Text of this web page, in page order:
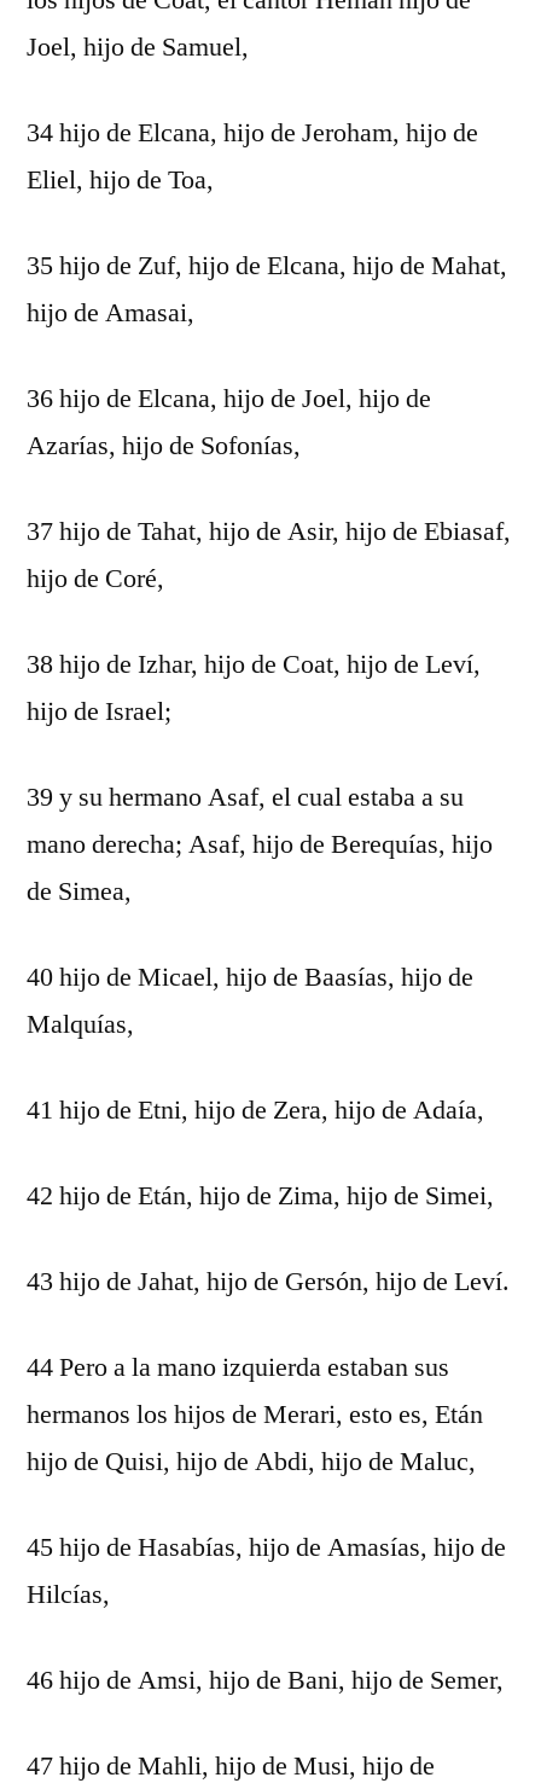
Joel, hijo de Samuel,
34 hijo de Elcana, hijo de Jeroham, hijo de
Eliel, hijo de Toa,
35 hijo de Zuf, hijo de Elcana, hijo de Mahat,
hijo de Amasai,
36 hijo de Elcana, hijo de Joel, hijo de
Azarías, hijo de Sofonías,
37 hijo de Tahat, hijo de Asir, hijo de Ebiasaf,
hijo de Coré,
38 hijo de Izhar, hijo de Coat, hijo de Leví,
hijo de Israel;
39 y su hermano Asaf, el cual estaba a su
mano derecha; Asaf, hijo de Berequías, hijo
de Simea,
40 hijo de Micael, hijo de Baasías, hijo de
Malquías,
41 hijo de Etni, hijo de Zera, hijo de Adaía,
42 hijo de Etán, hijo de Zima, hijo de Simei,
43 hijo de Jahat, hijo de Gersón, hijo de Leví.
44 Pero a la mano izquierda estaban sus
hermanos los hijos de Merari, esto es, Etán
hijo de Quisi, hijo de Abdi, hijo de Maluc,
45 hijo de Hasabías, hijo de Amasías, hijo de
Hilcías,
46 hijo de Amsi, hijo de Bani, hijo de Semer,
47 hijo de Mahli, hijo de Musi, hijo de